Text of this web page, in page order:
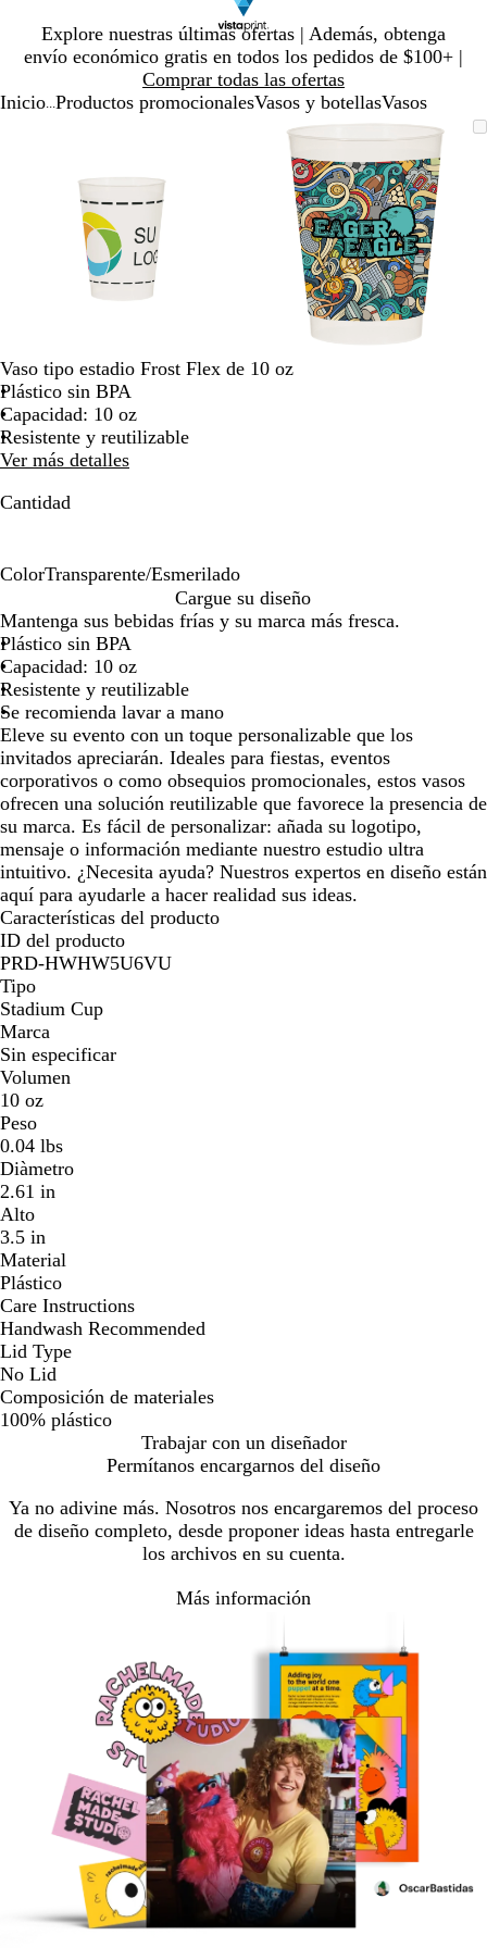
Explore nuestras últimas ofertas | Además, obtenga
envío económico gratis en todos los pedidos de $100+ |
Comprar todas las ofertas
Diapositiva
1
Inicio Productos promocionalesVasos y botellasVasos
zoom
expandir
(+)
y
menos
con
zoom
y
las
teclas
arrastrar
Imagen
ampliable
con
zoom
Ampliado
al
mínimo
Haga
clic
para
expandir
Use
la
tecla
de
más
(+)
y
menos
(-)
Vaso tipo estadio Frost Flex de 10 oz
Plástico sin BPA
Capacidad: 10 oz
Resistente y reutilizable
Ver más detalles
Cantidad
ColorTransparente/Esmerilado
r
a
n
s
p
a
r
e
n
t
e
/
E
s
m
e
r
i
l
a
d
o
Cargue su diseño
Mantenga sus bebidas frías y su marca más fresca.
Plástico sin BPA
Capacidad: 10 oz
Resistente y reutilizable
Se recomienda lavar a mano
Eleve su evento con un toque personalizable que los
invitados apreciarán. Ideales para fiestas, eventos
corporativos o como obsequios promocionales, estos vasos
ofrecen una solución reutilizable que favorece la presencia de
su marca. Es fácil de personalizar: añada su logotipo,
mensaje o información mediante nuestro estudio ultra
intuitivo. ¿Necesita ayuda? Nuestros expertos en diseño están
aquí para ayudarle a hacer realidad sus ideas.
Características del producto
ID del producto
PRD-HWHW5U6VU
Tipo
Stadium Cup
Marca
Sin especificar
Volumen
10 oz
Peso
0.04 lbs
Diàmetro
2.61 in
Alto
3.5 in
Material
Plástico
Care Instructions
Handwash Recommended
Lid Type
No Lid
Composición de materiales
100% plástico
Trabajar con un diseñador
Permítanos encargarnos del diseño
Ya no adivine más. Nosotros nos encargaremos del proceso
de diseño completo, desde proponer ideas hasta entregarle
los archivos en su cuenta.
Más información